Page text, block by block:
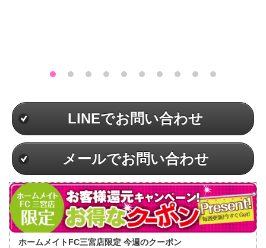
LINEでお問い合わせ
メールでお問い合わせ
ホームメイトFC三宮店限定 今週のクーポン